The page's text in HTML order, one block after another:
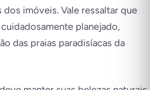
imóveis. Vale ressaltar que
planejado,
das praias paradisíacas da